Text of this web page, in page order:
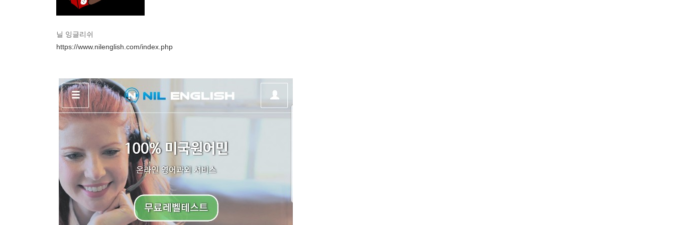
닐 잉글리쉬
https://www.nilenglish.com/index.php